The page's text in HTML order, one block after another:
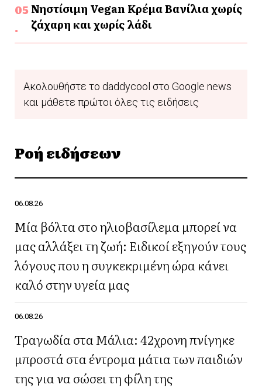
Νηστίσιμη Vegan Κρέμα Βανίλια χωρίς
ζάχαρη και χωρίς λάδι
Ακολουθήστε το daddycool στο Google news
και μάθετε πρώτοι όλες τις ειδήσεις
Ροή ειδήσεων
06.08.26
Μία βόλτα στο ηλιοβασίλεμα μπορεί να
μας αλλάξει τη ζωή: Ειδικοί εξηγούν τους
λόγους που η συγκεκριμένη ώρα κάνει
καλό στην υγεία μας
06.08.26
Τραγωδία στα Μάλια: 42χρονη πνίγηκε
μπροστά στα έντρομα μάτια των παιδιών
της για να σώσει τη φίλη της